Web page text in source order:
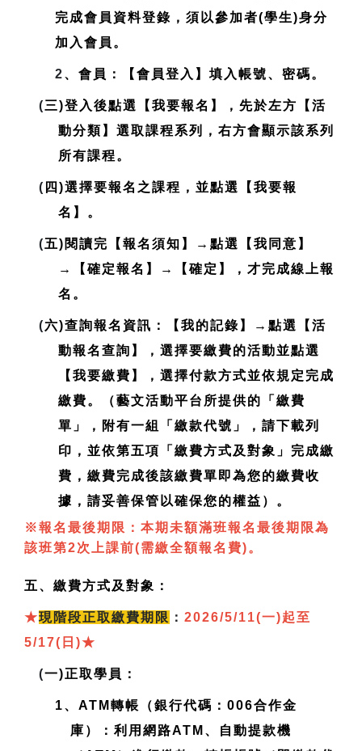
完成會員資料登錄， 須以參加者(學生)身分
加入會員 。
2、會員：【會員登入】填入帳號、密碼。
(三)登入後點選【我要報名】，先於左方【活
動分類】選取課程系列，右方會顯示該系列
所有課程。
( 四)選擇要報名之課程，並點選【我要報
名】。
(五)閱讀完【報名須知】→點選【我同意】
→【確定報名】→【確定】，才完成線上報
名。
(六)查詢報名資訊：【我的記錄】→點選【活
動報名查詢】，選擇要繳費的活動並點選
【我要繳費】，選擇付款方式並依規定完成
繳費。（藝文活動平台所提供的「繳費
單」，附有一組「繳款代號」，請下載列
印，並依第五項「繳費方式及對象」完成繳
費，繳費完成後該繳費單即為您的繳費收
據，請妥善保管以確保您的權益）。
※報名最後期限：本期未額滿班報名最後期限為
該班第2次上課前(需繳全額報名費)。
五、繳費方式及對象：
★現階段正取繳費期限 ： 2026/5/11(一)起至
5/17(日)★
(一)正取學員：
1、ATM轉帳（銀行代碼：006合作金
庫）：利用網路ATM、自動提款機